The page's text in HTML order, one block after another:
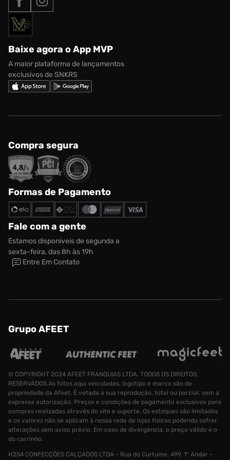
Acessórios
Marcas
adidas Adi2000
adidas Campus
Nike Shox
Termos de uso
Política de privacidade
Regulamento CRM/ CASHBACK
Regulamento Cupom
Formas de Pagamento
Solicite seus dados
Baixe agora o App MVP
A maior plataforma de lançamentos
exclusivos de SNKRS
Compra segura
Formas de Pagamento
Fale com a gente
Estamos disponíveis de segunda a
sexta-feira, das 8h às 19h
Entre Em Contato
Grupo AFEET
© COPYRIGHT 2024 AFEET FRANQUIAS LTDA. TODOS OS DIREITOS
RESERVADOS.As fotos aqui veiculadas, logotipo e marca são de
propriedade da Afeet. É vetada a sua reprodução, total ou parcial, sem a
expressa autorização. Preços e condições de pagamento exclusivos para
compras realizadas através do site e suporte. Os estoques são limitados
e os valores não se aplicam à nossa rede de lojas físicas podendo sofrer
alterações sem aviso prévio. Em caso de divergência, o preço válido é o
do carrinho.
H2S4 CONFECÇÕES CALÇADOS LTDA - Rua do Curtume, 499, 1° Andar -